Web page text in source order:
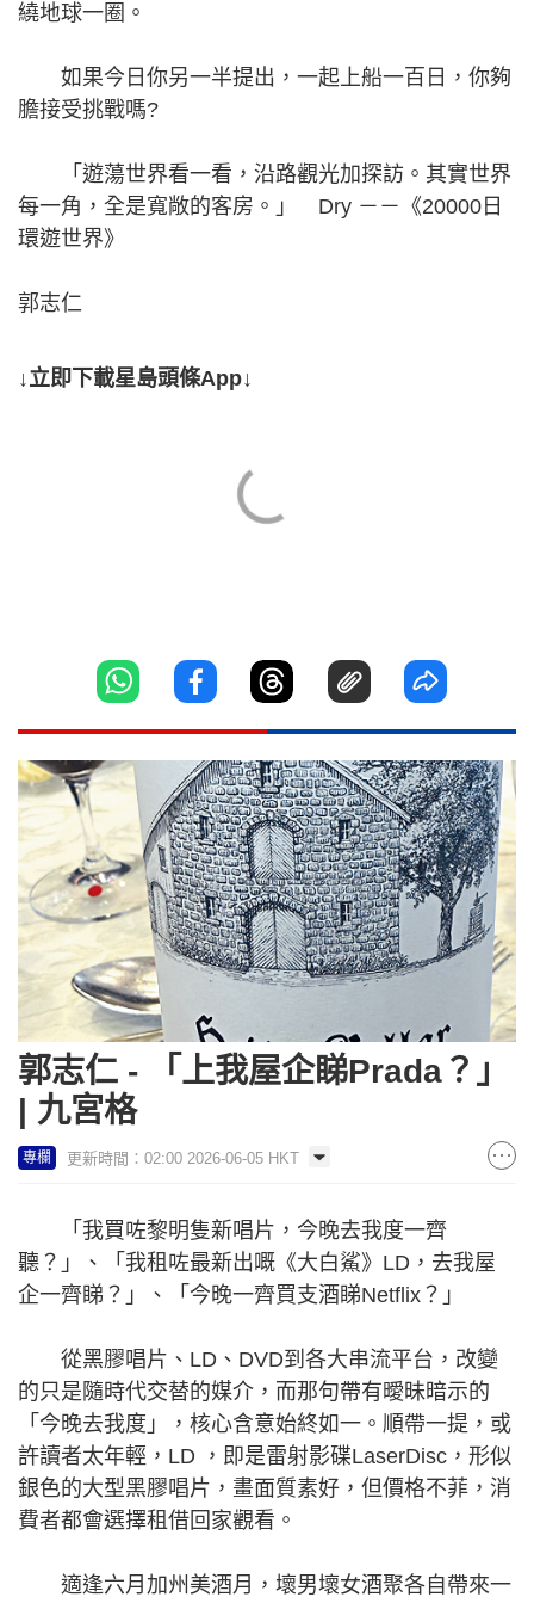
繞地球一圈。
如果今日你另一半提出，一起上船一百日，你夠
膽接受挑戰嗎?
「遊蕩世界看一看，沿路觀光加探訪。其實世界
每一角，全是寬敞的客房。」 Dry －－《20000日
環遊世界》
郭志仁
↓立即下載星島頭條App↓
郭志仁 - 「上我屋企睇Prada？」
| 九宮格
專欄 更新時間：02:00 2026-06-05 HKT
「我買咗黎明隻新唱片，今晚去我度一齊
聽？」、「我租咗最新出嘅《大白鯊》LD，去我屋
企一齊睇？」、「今晚一齊買支酒睇Netflix？」
從黑膠唱片、LD、DVD到各大串流平台，改變
的只是隨時代交替的媒介，而那句帶有曖昧暗示的
「今晚去我度」，核心含意始終如一。順帶一提，或
許讀者太年輕，LD ，即是雷射影碟LaserDisc，形似
銀色的大型黑膠唱片，畫面質素好，但價格不菲，消
費者都會選擇租借回家觀看。
適逢六月加州美酒月，壞男壞女酒聚各自帶來一